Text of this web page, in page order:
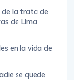
de la trata de
de Lima
en la vida de
se quede